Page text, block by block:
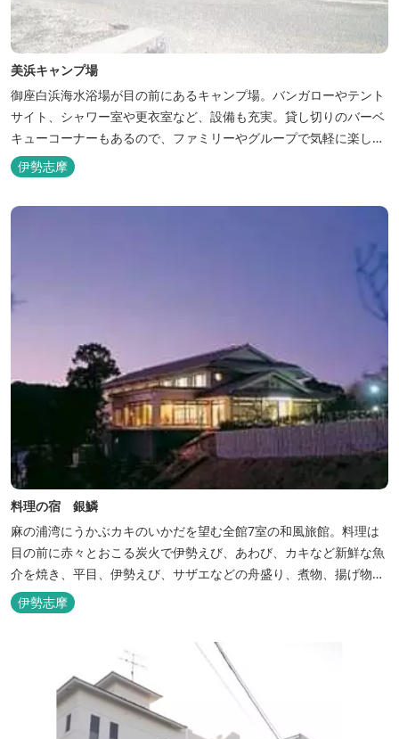
美浜キャンプ場
御座白浜海水浴場が目の前にあるキャンプ場。バンガローやテント
サイト、シャワー室や更衣室など、設備も充実。貸し切りのバーベ
キューコーナーもあるので、ファミリーやグループで気軽に楽しむ
ことができます。
伊勢志摩
料理の宿 銀鱗
麻の浦湾にうかぶカキのいかだを望む全館7室の和風旅館。料理は
目の前に赤々とおこる炭火で伊勢えび、あわび、カキなど新鮮な魚
介を焼き、平目、伊勢えび、サザエなどの舟盛り、煮物、揚げ物な
どの懐石料理。
伊勢志摩